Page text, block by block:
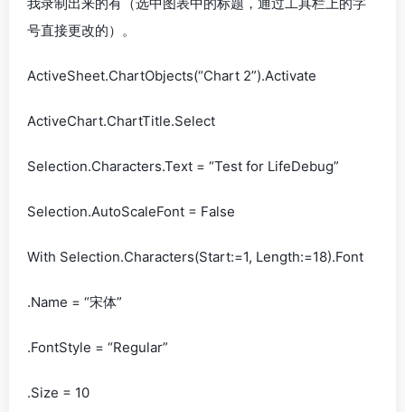
号直接更改的）。
ActiveSheet.ChartObjects(“Chart 2”).Activate
ActiveChart.ChartTitle.Select
Selection.Characters.Text = “Test for LifeDebug”
Selection.AutoScaleFont = False
With Selection.Characters(Start:=1, Length:=18).Font
.Name = “宋体”
.FontStyle = “Regular”
.Size = 10